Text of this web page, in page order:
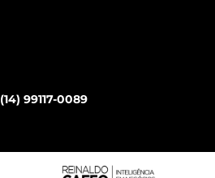
(14) 99117-0089